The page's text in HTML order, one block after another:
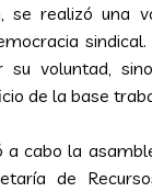
se realizó una
su voluntad,
de la base
a cabo la
de